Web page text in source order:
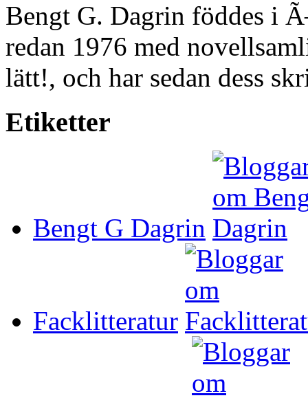
Bengt G. Dagrin föddes i
redan 1976 med
lätt!, och har sedan dess
Etiketter
Bengt G Dagrin
Facklitteratur